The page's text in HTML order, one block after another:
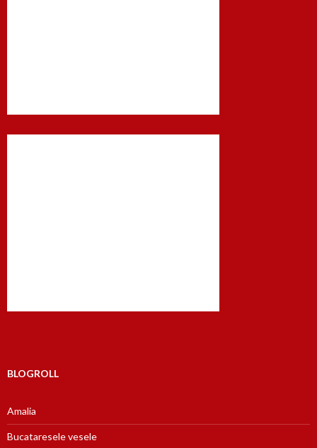
BLOGROLL
Amalia
Bucataresele vesele